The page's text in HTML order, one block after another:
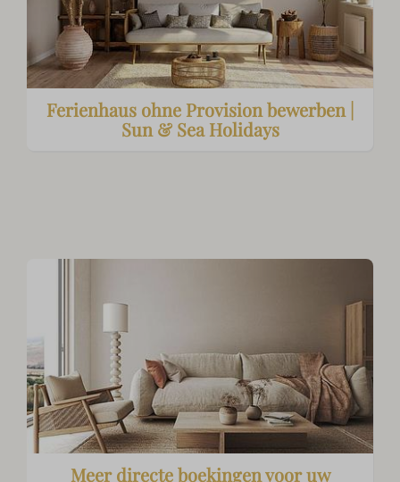
Ferienhaus ohne Provision bewerben |
Sun & Sea Holidays
Meer directe boekingen voor uw